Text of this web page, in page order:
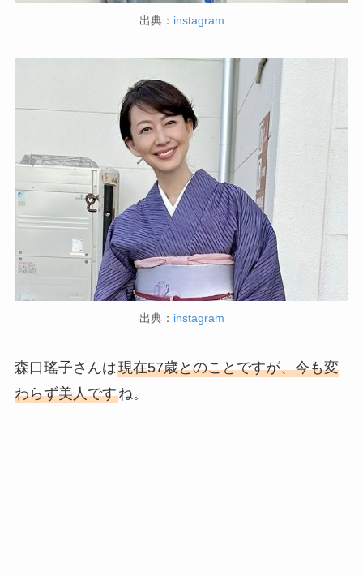
出典： instagram
出典： instagram
森口瑤子さんは現在57歳とのことですが、今も変
わらず美人ですね。